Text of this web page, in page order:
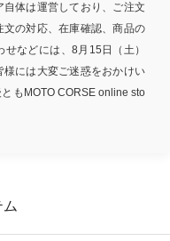
体は運営しており、ご注文
の対応、在庫確認、商品の
などには、8月15日（土）
には大変ご迷惑をおかけい
もMOTO CORSE online sto